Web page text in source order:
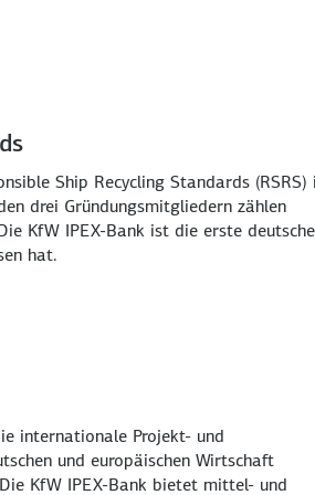
Ship Recycling Standards (RSRS)
drei Gründungsmitgliedern zählen
KfW IPEX-Bank ist die erste deutsche
hat.
internationale Projekt- und
und europäischen Wirtschaft
KfW IPEX-Bank bietet mittel- und